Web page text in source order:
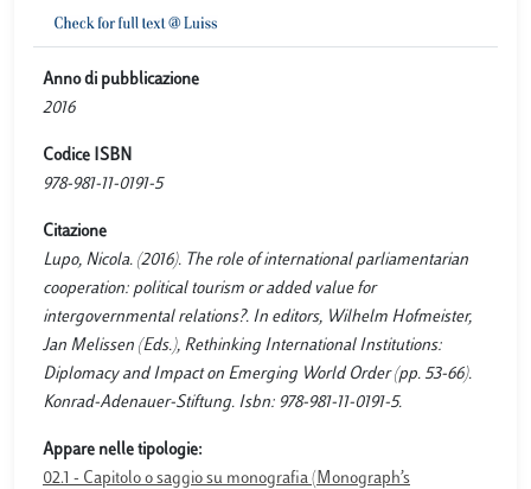
Anno di pubblicazione
2016
Codice ISBN
978-981-11-0191-5
Citazione
Lupo, Nicola. (2016). The role of international parliamentarian
cooperation: political tourism or added value for
intergovernmental relations?. In editors, Wilhelm Hofmeister,
Jan Melissen (Eds.), Rethinking International Institutions:
Diplomacy and Impact on Emerging World Order (pp. 53-66).
Konrad-Adenauer-Stiftung. Isbn: 978-981-11-0191-5.
Appare nelle tipologie:
02.1 - Capitolo o saggio su monografia (Monograph’s